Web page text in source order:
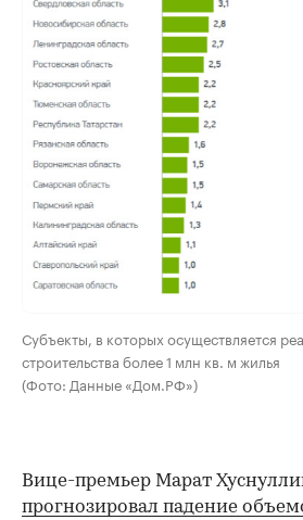
Субъекты, в которых осуществляется
строительства более 1 млн кв. м жилья
(Фото: Данные «Дом.РФ»)
Вице-премьер Марат
прогнозировал падение